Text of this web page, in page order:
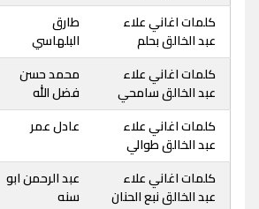
كلمات اغاني علاء
عبد الخالق بحلم
طارق
البلهاسي
كلمات اغاني علاء
عبد الخالق سامحي
محمد حسن
فضل الله
كلمات اغاني علاء
عبد الخالق طوالي
عادل عمر
كلمات اغاني علاء
عبد الخالق نبع الحنان
عبد الرحمن ابو
سنه